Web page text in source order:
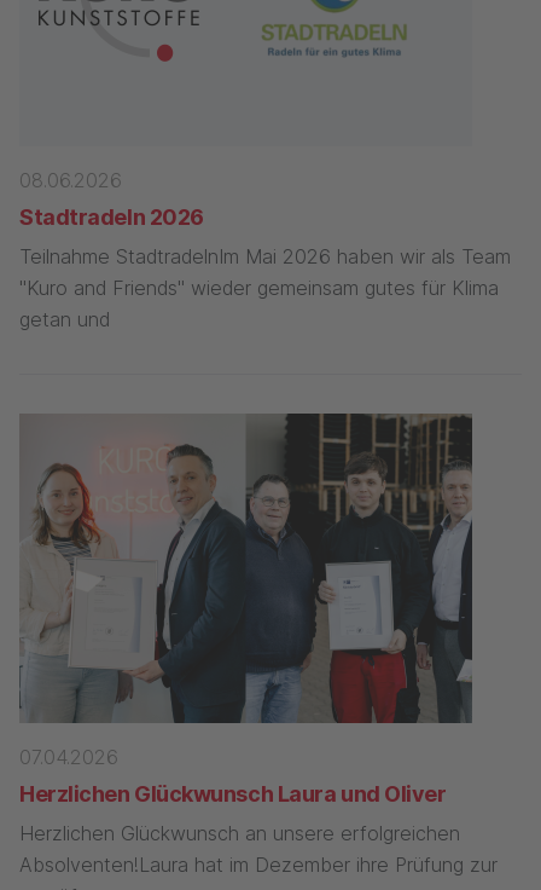
08.06.2026
Stadtradeln 2026
Teilnahme StadtradelnIm Mai 2026 haben wir als Team
"Kuro and Friends" wieder gemeinsam gutes für Klima
getan und
07.04.2026
Herzlichen Glückwunsch Laura und Oliver
Herzlichen Glückwunsch an unsere erfolgreichen
Absolventen!Laura hat im Dezember ihre Prüfung zur